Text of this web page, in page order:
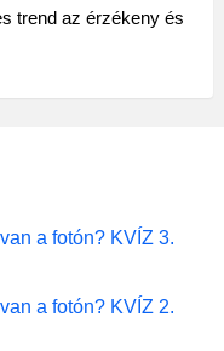
trend az érzékeny és
a fotón? KVÍZ 3.
a fotón? KVÍZ 2.